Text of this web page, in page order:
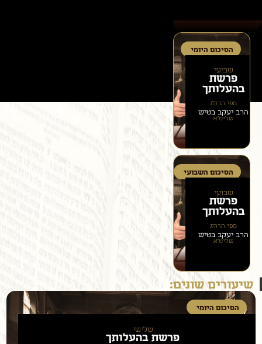
הסיכום היומי
שביעי
פרשת
בהעלותך
מפי הרה״ג
הרב יעקב בטיש
שליט״א
הסיכום השבועי
שבועי
פרשת
בהעלותך
מפי הרה״ג
הרב יעקב בטיש
שליט״א
שיעורים שונים:
הסיכום היומי
שלישי
פרשת בהעלותך